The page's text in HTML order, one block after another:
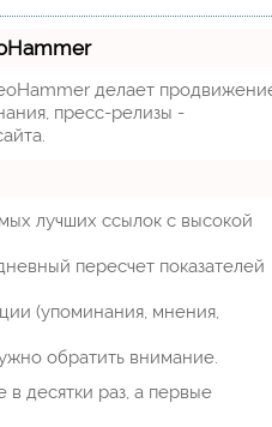
делает
пресс-релизы -
лучших ссылок с высокой
пересчет показателей
(упоминания, мнения,
обратить внимание.
десятки раз, а первые